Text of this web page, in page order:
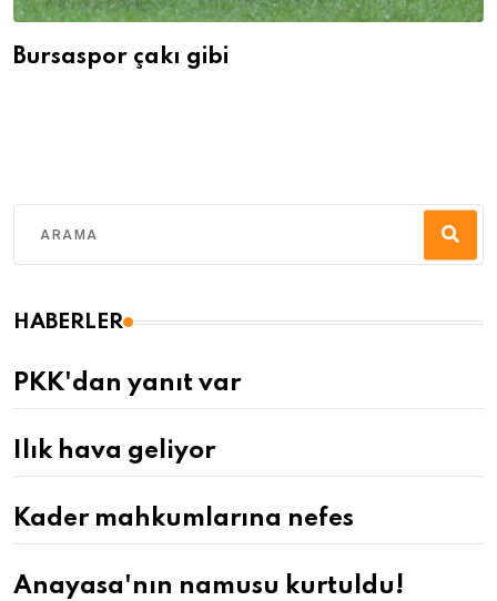
Bursaspor çakı gibi
HABERLER
PKK'dan yanıt var
Ilık hava geliyor
Kader mahkumlarına nefes
Anayasa'nın namusu kurtuldu!